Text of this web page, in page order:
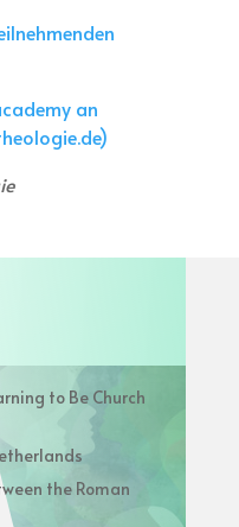
an
to Be Church
the Roman